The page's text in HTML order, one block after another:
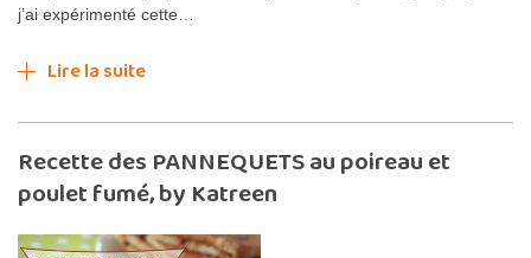
j’ai expérimenté cette…
Lire la suite
Recette des PANNEQUETS au poireau et
poulet fumé, by Katreen